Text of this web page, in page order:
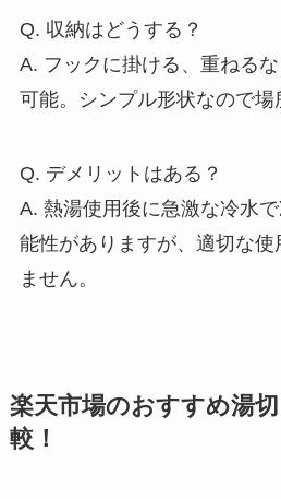
Q. 収納はどうする？
A. フックに掛ける、重ねる
可能。シンプル形状なので場
Q. デメリットはある？
A. 熱湯使用後に急激な冷水
能性がありますが、適切な使
ません。
楽天市場のおすすめ湯
較！